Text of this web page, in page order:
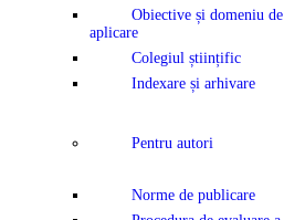
Obiective și domeniu de
aplicare
Colegiul științific
Indexare și arhivare
Pentru autori
Norme de publicare